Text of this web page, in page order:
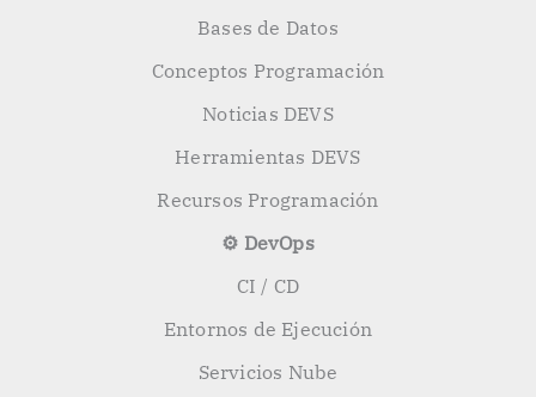
Bases de Datos
Conceptos Programación
Noticias DEVS
Herramientas DEVS
Recursos Programación
⚙️ DevOps
CI / CD
Entornos de Ejecución
Servicios Nube